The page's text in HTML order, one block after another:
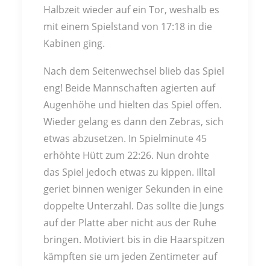
Halbzeit wieder auf ein Tor, weshalb es
mit einem Spielstand von 17:18 in die
Kabinen ging.
Nach dem Seitenwechsel blieb das Spiel
eng! Beide Mannschaften agierten auf
Augenhöhe und hielten das Spiel offen.
Wieder gelang es dann den Zebras, sich
etwas abzusetzen. In Spielminute 45
erhöhte Hütt zum 22:26. Nun drohte
das Spiel jedoch etwas zu kippen. Illtal
geriet binnen weniger Sekunden in eine
doppelte Unterzahl. Das sollte die Jungs
auf der Platte aber nicht aus der Ruhe
bringen. Motiviert bis in die Haarspitzen
kämpften sie um jeden Zentimeter auf